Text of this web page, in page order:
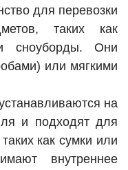
для перевозки
таких как
сноуборды. Они
или мягкими
на
и подходят для
как сумки или
внутреннее